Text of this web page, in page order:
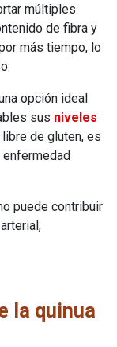
múltiples
de fibra y
más tiempo, lo
opción ideal
sus niveles
de gluten, es
enfermedad
puede contribuir
la quinua